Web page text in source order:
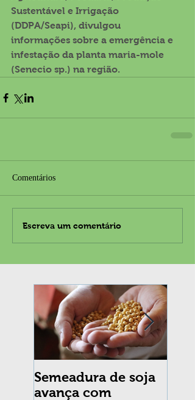
Semeadura de soja
avança com
Sustentável e Irrigação
(DDPA/Seapi), divulgou
informações sobre a emergência e
infestação da planta maria-mole
(Senecio sp.) na região.
Comentários
Escreva um comentário